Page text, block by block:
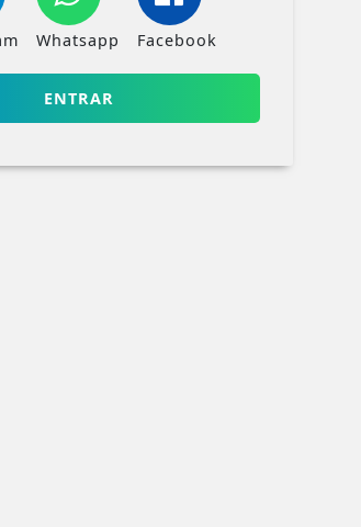
Whatsapp Facebook
ENTRAR